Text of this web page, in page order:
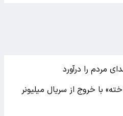
مردم را درآورد
‌با خروج از سریال میلیونر